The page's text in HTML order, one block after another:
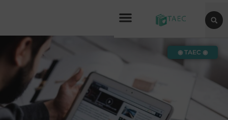
◉ TAEC ◉